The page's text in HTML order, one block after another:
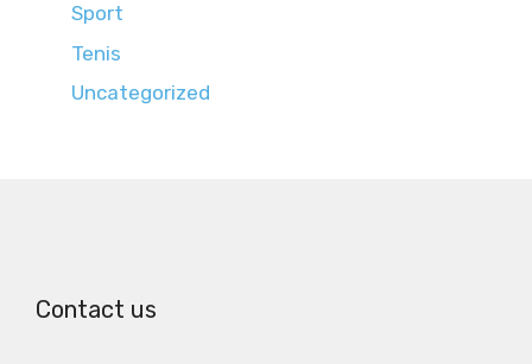
Sport
Tenis
Uncategorized
Contact us